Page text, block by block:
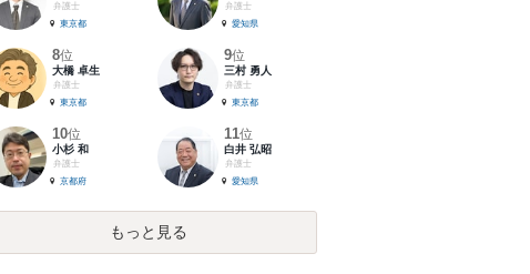
弁護士
東京都
弁護士
愛知県
8位
大橋 卓生
弁護士
東京都
9位
三村 勇人
弁護士
東京都
10位
小杉 和
弁護士
京都府
11位
白井 弘昭
弁護士
愛知県
もっと見る